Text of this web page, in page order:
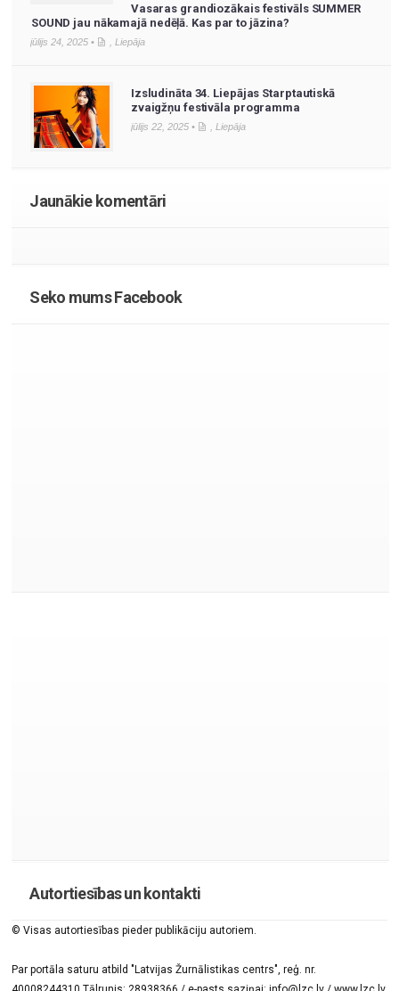
Vasaras grandiozākais festivāls SUMMER
SOUND jau nākamajā nedēļā. Kas par to jāzina?
jūlijs 24, 2025 • Liepāja
Izsludināta 34. Liepājas Starptautiskā
zvaigžņu festivāla programma
jūlijs 22, 2025 • Liepāja
Jaunākie komentāri
Seko mums Facebook
Autortiesības un kontakti
© Visas autortiesības pieder publikāciju autoriem.
Par portāla saturu atbild "Latvijas Žurnālistikas centrs", reģ. nr.